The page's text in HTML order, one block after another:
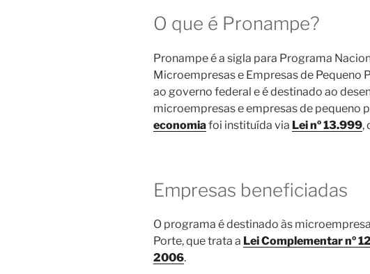
O que é Pronampe?
Pronampe é a sigla para Programa
Microempresas e Empresas de Pequeno
ao governo federal e é destinado ao
microempresas e empresas de pequeno
economiafoi instituída via Lei nº 13.999,
Empresas beneficiadas
O programa é destinado às
Porte, que trata a Lei Complementar nº
2006.